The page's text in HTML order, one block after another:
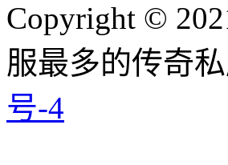
Copyright ©
服最多的传奇
号-4